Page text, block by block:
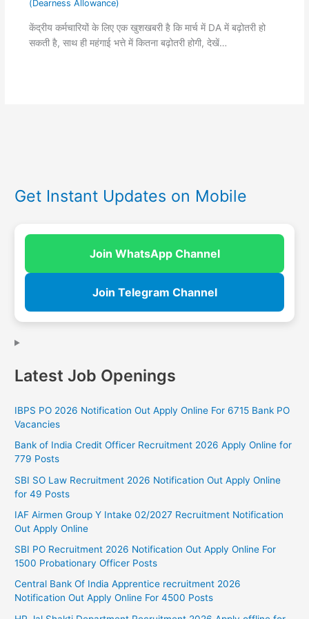
(Dearness Allowance)
केंद्रीय कर्मचारियों के लिए एक खुशखबरी है कि मार्च में DA में बढ़ोतरी हो
सकती है, साथ ही महंगाई भत्ते में कितना बढ़ोतरी होगी, देखें…
Get Instant Updates on Mobile
Join WhatsApp Channel
Join Telegram Channel
Latest Job Openings
IBPS PO 2026 Notification Out Apply Online For 6715 Bank PO
Vacancies
Bank of India Credit Officer Recruitment 2026 Apply Online for
779 Posts
SBI SO Law Recruitment 2026 Notification Out Apply Online
for 49 Posts
IAF Airmen Group Y Intake 02/2027 Recruitment Notification
Out Apply Online
SBI PO Recruitment 2026 Notification Out Apply Online For
1500 Probationary Officer Posts
Central Bank Of India Apprentice recruitment 2026
Notification Out Apply Online For 4500 Posts